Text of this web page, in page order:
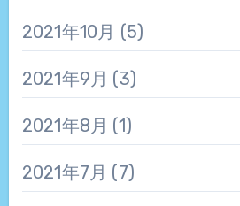
2021年10月 (5)
2021年9月 (3)
2021年8月 (1)
2021年7月 (7)